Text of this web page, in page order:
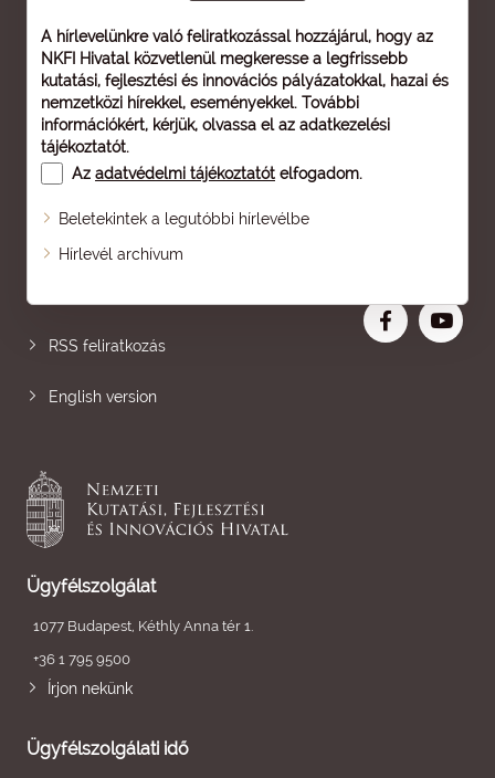
A hírlevelünkre való feliratkozással hozzájárul, hogy az
NKFI Hivatal közvetlenül megkeresse a legfrissebb
kutatási, fejlesztési és innovációs pályázatokkal, hazai és
nemzetközi hírekkel, eseményekkel. További
információkért, kérjük, olvassa el az adatkezelési
tájékoztatót.
Az adatvédelmi tájékoztatót elfogadom.
Beletekintek a legutóbbi hírlevélbe
Hírlevél archívum
Oldaltérkép
RSS feliratkozás
English version
Ügyfélszolgálat
1077 Budapest, Kéthly Anna tér 1.
+36 1 795 9500
Írjon nekünk
Ügyfélszolgálati idő